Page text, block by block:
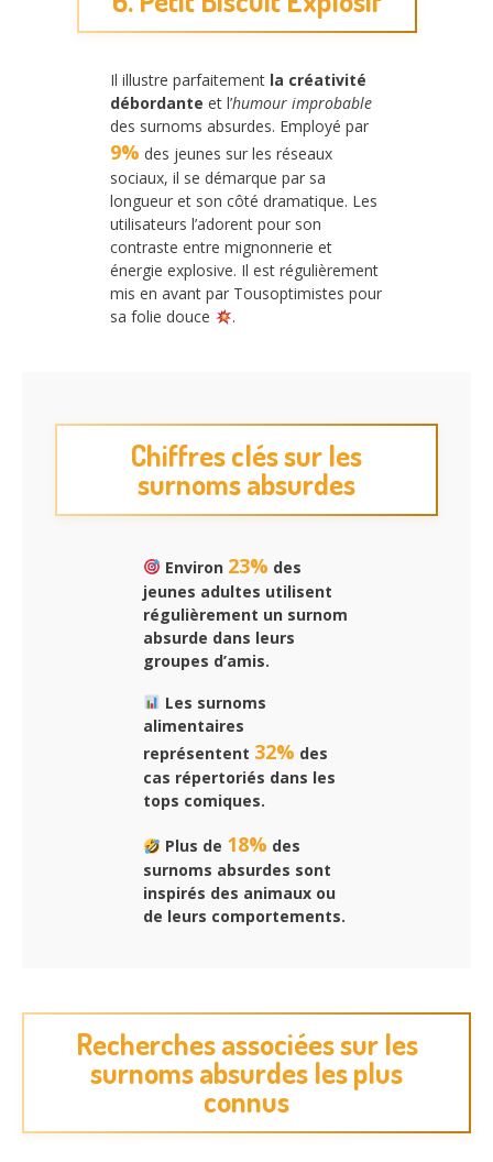
Il illustre parfaitement la créativité
débordante et l’humour improbable
des surnoms absurdes. Employé par
9% des jeunes sur les réseaux
sociaux, il se démarque par sa
longueur et son côté dramatique. Les
utilisateurs l’adorent pour son
contraste entre mignonnerie et
énergie explosive. Il est régulièrement
mis en avant par Tousoptimistes pour
sa folie douce
.
Chiffres clés sur les
surnoms absurdes
Environ 23% des
jeunes adultes utilisent
régulièrement un surnom
absurde dans leurs
groupes d’amis.
Les surnoms
alimentaires
représentent 32% des
cas répertoriés dans les
tops comiques.
Plus de 18% des
surnoms absurdes sont
inspirés des animaux ou
de leurs comportements.
Recherches associées sur les
surnoms absurdes les plus
connus